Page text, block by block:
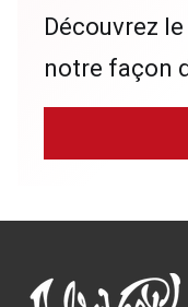
Découvrez
notre façon